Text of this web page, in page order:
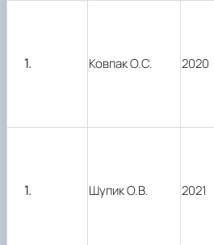
Ковпак О.С. 2020
Шупик О.В. 2021